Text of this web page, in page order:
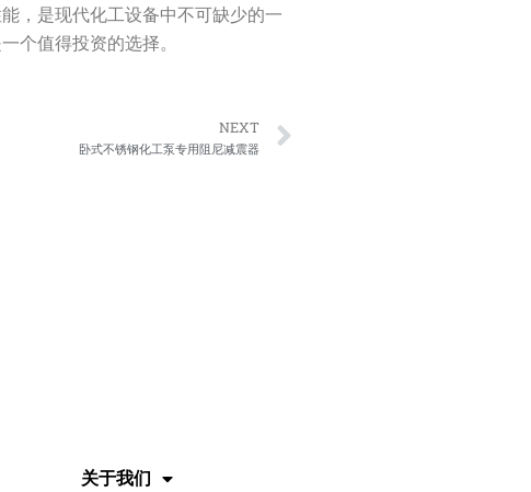
，是现代化工设备中不可缺少的一
个值得投资的选择。
NEXT
卧式不锈钢化工泵专用阻尼减震器
关于我们